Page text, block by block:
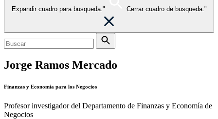
Expandir cuadro para busqueda." Cerrar cuadro de busqueda."
Jorge Ramos Mercado
Finanzas y Economía para los Negocios
Profesor investigador del Departamento de Finanzas y Economía de
Negocios